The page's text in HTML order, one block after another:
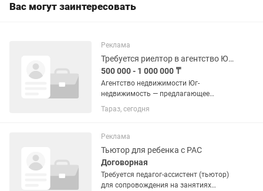
Вас могут заинтересовать
Реклама
Требуется риелтор в агентство Юг недвижимость
500 000 - 1 000 000 ₸
Агентство недвижимости Юг-
недвижимость — предлагающее
широкий спектр услуги для жителей
города. Высокопрофессиональный
работы, которая включает в
себя:контроль работы...
Тараз, сегодня
Реклама
Тьютор для ребенка с РАС
Договорная
Требуется педагог-ассистент (тьютор)
для сопровождения на занятиях